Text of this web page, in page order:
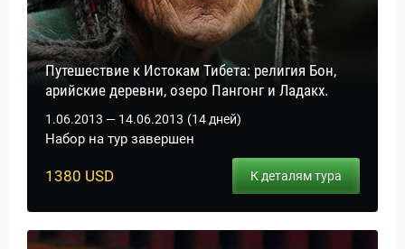
Путешествие к Истокам Тибета: религия Бон,
арийские деревни, озеро Пангонг и Ладакх.
1.06.2013 — 14.06.2013 (14 дней)
Набор на тур завершен
1380 USD К деталям тура